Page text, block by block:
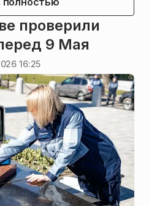
проверили
9 Мая
16:25